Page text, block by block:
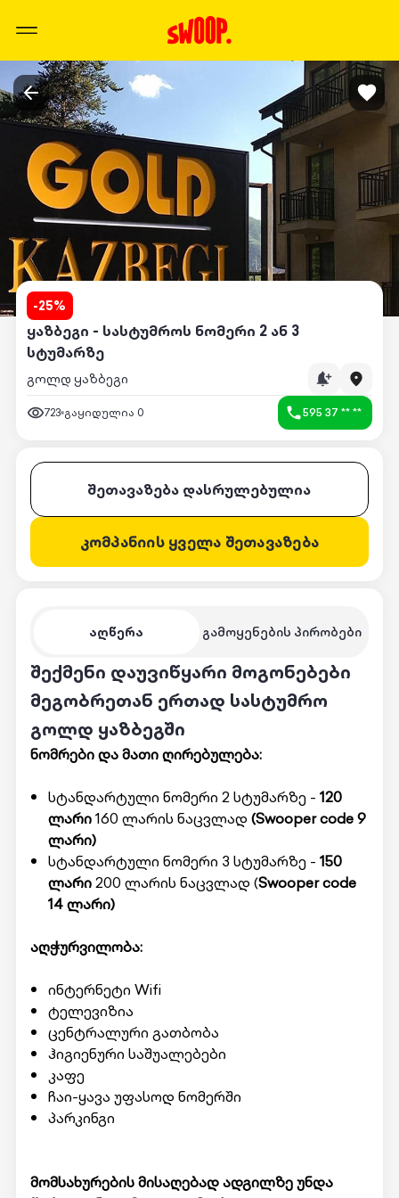
-25%
ყაზბეგი - სასტუმროს ნომერი 2 ან 3
სტუმარზე
გოლდ ყაზბეგი
723 გაყიდულია 0 595 37 ** **
აღწერა გამოყენების პირობები
შექმენი დაუვიწყარი მოგონებები
მეგობრეთან ერთად სასტუმრო
გოლდ ყაზბეგში
ნომრები და მათი ღირებულება:
სტანდარტული ნომერი 2 სტუმარზე - 120
ლარი160 ლარის ნაცვლად (Swooper code 9
ლარი)
სტანდარტული ნომერი 3 სტუმარზე - 150
ლარი200 ლარის ნაცვლად (Swooper code
14 ლარი)
აღჭურვილობა:
ინტერნეტი Wifi
ტელევიზია
ცენტრალური გათბობა
ჰიგიენური საშუალებები
კაფე
ჩაი-ყავა უფასოდ ნომერში
პარკინგი
მომსახურების მისაღებად ადგილზე უნდა
შეთავაზება დასრულებულია
კომპანიის ყველა შეთავაზება